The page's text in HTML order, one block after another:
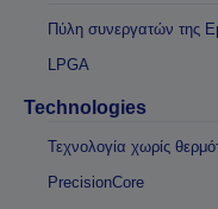
Πύλη συνεργατών της
LPGA
Technologies
Τεχνολογία χωρίς
PrecisionCore